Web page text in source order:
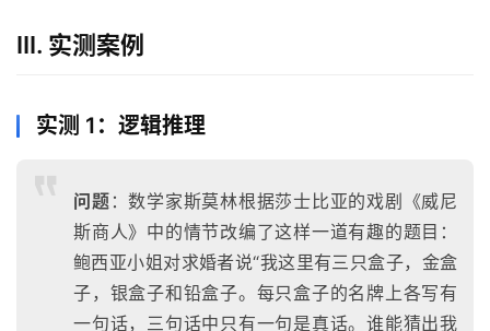
ⅡI. 实测案例
实测 1：逻辑推理
问题 ：数学家斯莫林根据莎士比亚的戏剧《威尼
斯商人》中的情节改编了这样一道有趣的题目：
鲍西亚小姐对求婚者说“我这里有三只盒子，金盒
子，银盒子和铅盒子。每只盒子的名牌上各写有
一句话，三句话中只有一句是真话。谁能猜出我